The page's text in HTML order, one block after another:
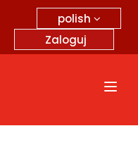
polish
Zaloguj